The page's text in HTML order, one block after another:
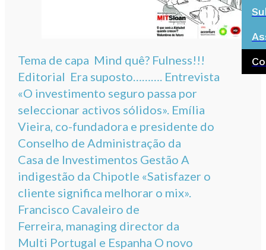
Tema de capa Mind quê? Fulness!!!
Editorial Era suposto………. Entrevista
«O investimento seguro passa por
seleccionar activos sólidos». Emília
Vieira, co-fundadora e presidente do
Conselho de Administração da
Casa de Investimentos Gestão A
indigestão da Chipotle «Satisfazer o
cliente significa melhorar o mix».
Francisco Cavaleiro de
Ferreira, managing director da
Multi Portugal e Espanha O novo